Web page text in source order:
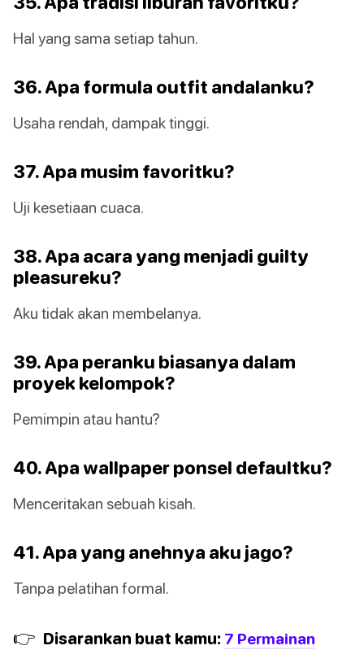
Hal yang sama setiap tahun.
36. Apa formula outfit andalanku?
Usaha rendah, dampak tinggi.
37. Apa musim favoritku?
Uji kesetiaan cuaca.
38. Apa acara yang menjadi guilty
pleasureku?
Aku tidak akan membelanya.
39. Apa peranku biasanya dalam
proyek kelompok?
Pemimpin atau hantu?
40. Apa wallpaper ponsel defaultku?
Menceritakan sebuah kisah.
41. Apa yang anehnya aku jago?
Tanpa pelatihan formal.
👉 Disarankan buat kamu: 7 Permainan